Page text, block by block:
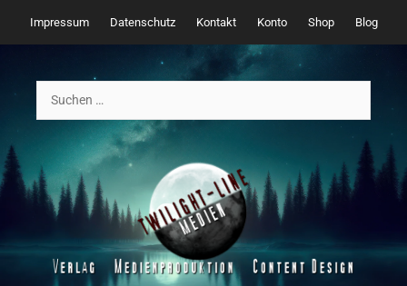
Inhalt
springen
Impressum Datenschutz Kontakt Konto Shop Blog
nach: